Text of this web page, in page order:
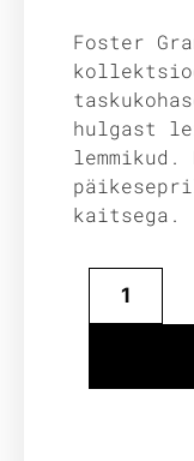
Foster
hulgast
kaitsega.